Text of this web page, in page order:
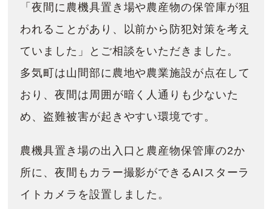
「夜間に農機具置き場や農産物の保管庫が狙
われることがあり、以前から防犯対策を考え
ていました」とご相談をいただきました。
多気町は山間部に農地や農業施設が点在して
おり、夜間は周囲が暗く人通りも少ないた
め、盗難被害が起きやすい環境です。
農機具置き場の出入口と農産物保管庫の2か
所に、夜間もカラー撮影ができるAIスターラ
イトカメラを設置しました。